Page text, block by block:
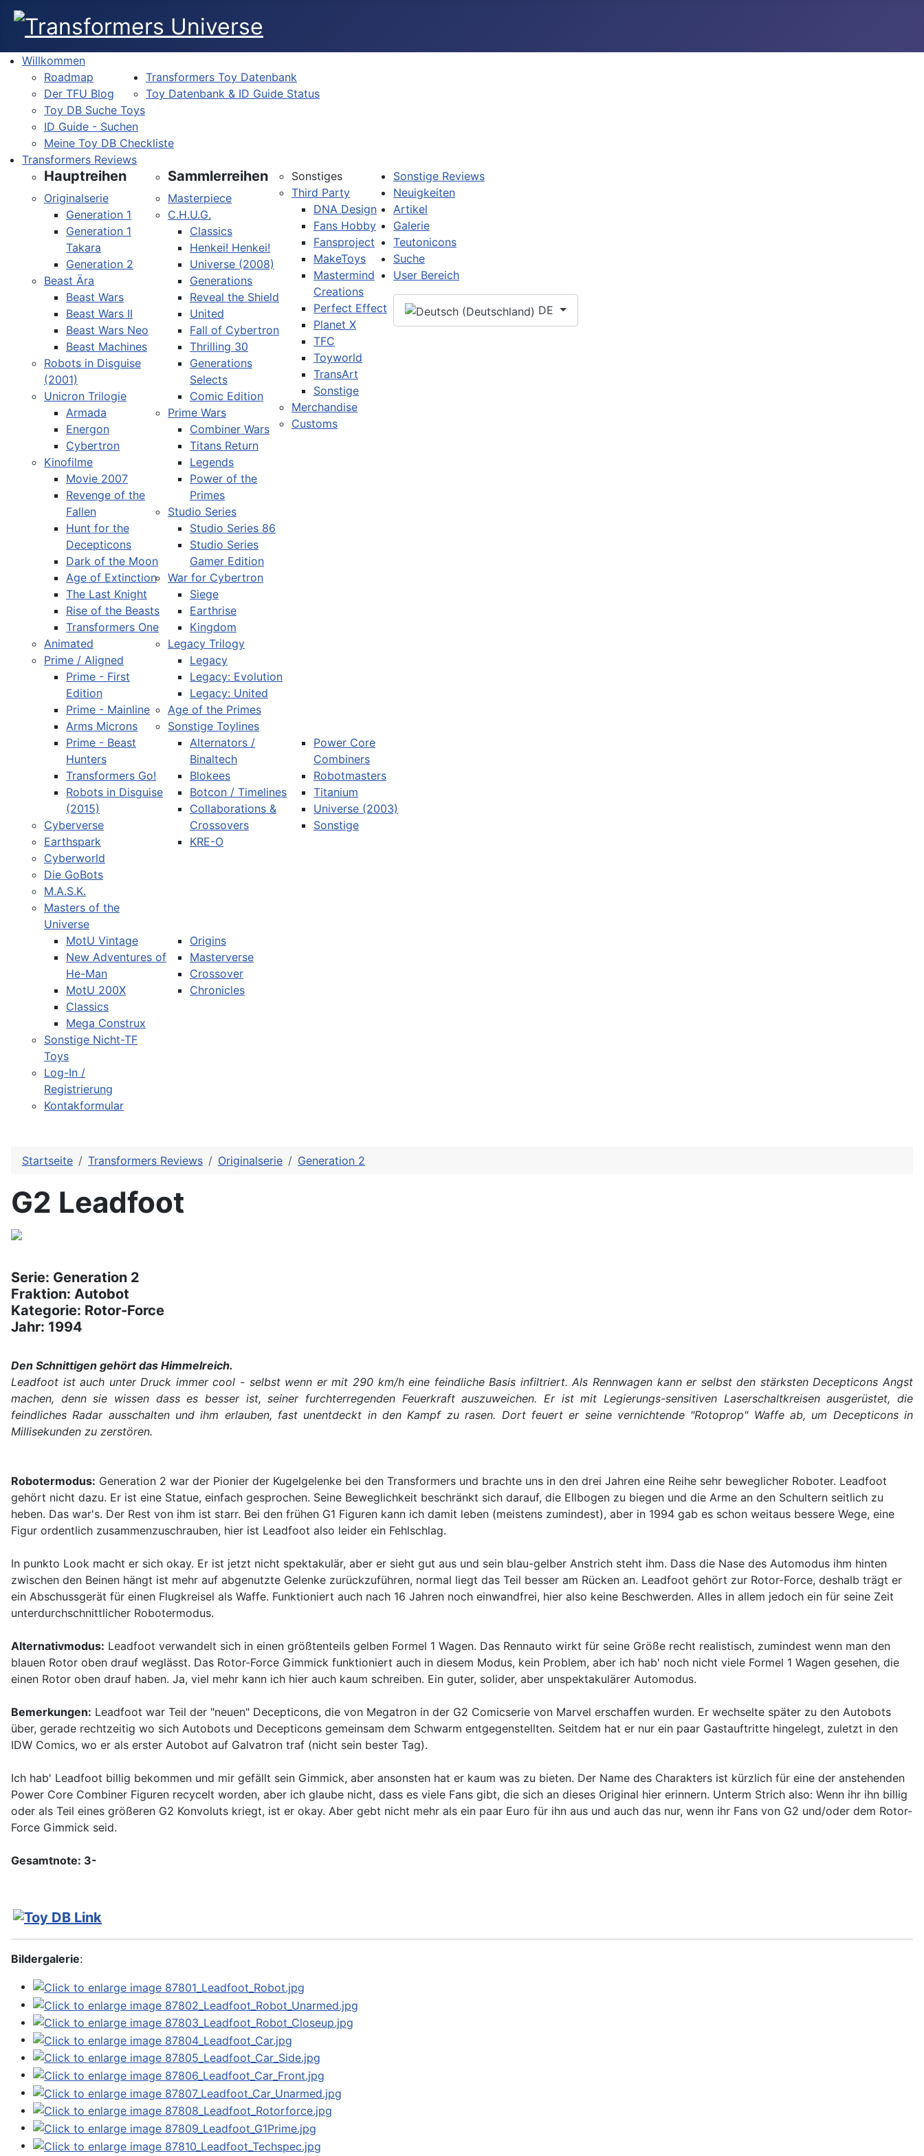
Willkommen
Roadmap
Der TFU Blog
Transformers Toy Datenbank
Toy Datenbank & ID Guide Status
Toy DB Suche Toys
ID Guide - Suchen
Meine Toy DB Checkliste
Transformers Reviews
Hauptreihen
Originalserie
Generation 1
Generation 1
Takara
Generation 2
Beast Ära
Beast Wars
Beast Wars II
Beast Wars Neo
Beast Machines
Robots in Disguise
(2001)
Unicron Trilogie
Armada
Energon
Cybertron
Kinofilme
Movie 2007
Revenge of the
Fallen
Hunt for the
Decepticons
Dark of the Moon
Age of Extinction
The Last Knight
Rise of the Beasts
Transformers One
Animated
Prime / Aligned
Prime - First
Edition
Prime - Mainline
Arms Microns
Prime - Beast
Hunters
Transformers Go!
Robots in Disguise
(2015)
Cyberverse
Earthspark
Cyberworld
Sammlerreihen
Masterpiece
C.H.U.G.
Classics
Henkei! Henkei!
Universe (2008)
Generations
Reveal the Shield
United
Fall of Cybertron
Thrilling 30
Generations
Selects
Comic Edition
Prime Wars
Combiner Wars
Titans Return
Legends
Power of the
Primes
Studio Series
Studio Series 86
Studio Series
Gamer Edition
War for Cybertron
Siege
Earthrise
Kingdom
Legacy Trilogy
Legacy
Legacy: Evolution
Legacy: United
Age of the Primes
Sonstige Toylines
Alternators /
Binaltech
Blokees
Botcon / Timelines
Collaborations &
Crossovers
KRE-O
Power Core
Combiners
Robotmasters
Titanium
Universe (2003)
Sonstige
Sonstiges
Third Party
DNA Design
Fans Hobby
Fansproject
MakeToys
Mastermind
Creations
Perfect Effect
Planet X
TFC
Toyworld
TransArt
Sonstige
Merchandise
Customs
Sonstige Reviews
Die GoBots
M.A.S.K.
Masters of the
Universe
MotU Vintage
New Adventures of
He-Man
MotU 200X
Classics
Mega Construx
Origins
Masterverse
Crossover
Chronicles
Sonstige Nicht-TF
Toys
Neuigkeiten
Artikel
Galerie
Teutonicons
Suche
User Bereich
Log-In /
Registrierung
Kontakformular
Sprache auswählen
DE
Startseite Transformers Reviews Originalserie Generation 2
G2 Leadfoot
Serie: Generation 2
Fraktion: Autobot
Kategorie: Rotor-Force
Jahr: 1994
Den Schnittigen gehört das Himmelreich.
Leadfoot ist auch unter Druck immer cool - selbst wenn er mit 290 km/h eine feindliche Basis infiltriert. Als Rennwagen kann er selbst den stärksten Decepticons Angst
machen, denn sie wissen dass es besser ist, seiner furchterregenden Feuerkraft auszuweichen. Er ist mit Legierungs-sensitiven Laserschaltkreisen ausgerüstet, die
feindliches Radar ausschalten und ihm erlauben, fast unentdeckt in den Kampf zu rasen. Dort feuert er seine vernichtende "Rotoprop" Waffe ab, um Decepticons in
Millisekunden zu zerstören.
Robotermodus: Generation 2 war der Pionier der Kugelgelenke bei den Transformers und brachte uns in den drei Jahren eine Reihe sehr beweglicher Roboter. Leadfoot
gehört nicht dazu. Er ist eine Statue, einfach gesprochen. Seine Beweglichkeit beschränkt sich darauf, die Ellbogen zu biegen und die Arme an den Schultern seitlich zu
heben. Das war's. Der Rest von ihm ist starr. Bei den frühen G1 Figuren kann ich damit leben (meistens zumindest), aber in 1994 gab es schon weitaus bessere Wege, eine
Figur ordentlich zusammenzuschrauben, hier ist Leadfoot also leider ein Fehlschlag.
In punkto Look macht er sich okay. Er ist jetzt nicht spektakulär, aber er sieht gut aus und sein blau-gelber Anstrich steht ihm. Dass die Nase des Automodus ihm hinten
zwischen den Beinen hängt ist mehr auf abgenutzte Gelenke zurückzuführen, normal liegt das Teil besser am Rücken an. Leadfoot gehört zur Rotor-Force, deshalb trägt er
ein Abschussgerät für einen Flugkreisel als Waffe. Funktioniert auch nach 16 Jahren noch einwandfrei, hier also keine Beschwerden. Alles in allem jedoch ein für seine Zeit
unterdurchschnittlicher Robotermodus.
Alternativmodus: Leadfoot verwandelt sich in einen größtenteils gelben Formel 1 Wagen. Das Rennauto wirkt für seine Größe recht realistisch, zumindest wenn man den
blauen Rotor oben drauf weglässt. Das Rotor-Force Gimmick funktioniert auch in diesem Modus, kein Problem, aber ich hab' noch nicht viele Formel 1 Wagen gesehen, die
einen Rotor oben drauf haben. Ja, viel mehr kann ich hier auch kaum schreiben. Ein guter, solider, aber unspektakulärer Automodus.
Bemerkungen: Leadfoot war Teil der "neuen" Decepticons, die von Megatron in der G2 Comicserie von Marvel erschaffen wurden. Er wechselte später zu den Autobots
über, gerade rechtzeitig wo sich Autobots und Decepticons gemeinsam dem Schwarm entgegenstellten. Seitdem hat er nur ein paar Gastauftritte hingelegt, zuletzt in den
IDW Comics, wo er als erster Autobot auf Galvatron traf (nicht sein bester Tag).
Ich hab' Leadfoot billig bekommen und mir gefällt sein Gimmick, aber ansonsten hat er kaum was zu bieten. Der Name des Charakters ist kürzlich für eine der anstehenden
Power Core Combiner Figuren recycelt worden, aber ich glaube nicht, dass es viele Fans gibt, die sich an dieses Original hier erinnern. Unterm Strich also: Wenn ihr ihn billig
oder als Teil eines größeren G2 Konvoluts kriegt, ist er okay. Aber gebt nicht mehr als ein paar Euro für ihn aus und auch das nur, wenn ihr Fans von G2 und/oder dem Rotor-
Force Gimmick seid.
Gesamtnote: 3-
Bildergalerie: